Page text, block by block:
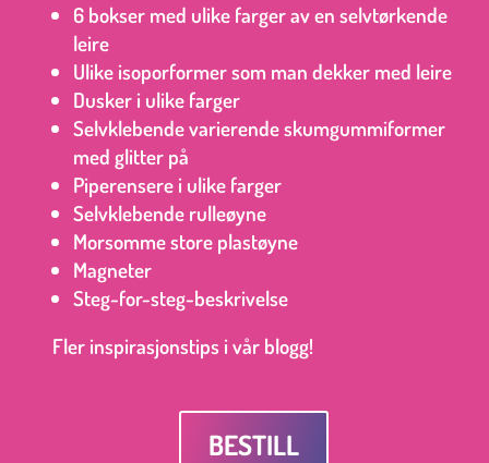
6 bokser med ulike farger av en selvtørkende
leire
Ulike isoporformer som man dekker med leire
Dusker i ulike farger
Selvklebende varierende skumgummiformer
med glitter på
Piperensere i ulike farger
Selvklebende rulleøyne
Morsomme store plastøyne
Magneter
Steg-for-steg-beskrivelse
Fler inspirasjonstips i vår blogg!
BESTILL